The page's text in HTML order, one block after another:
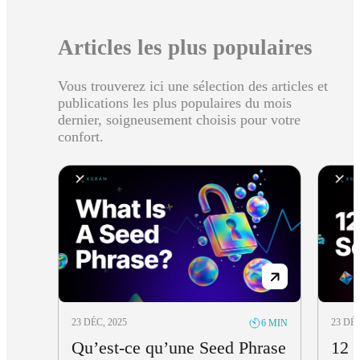
Articles les plus populaires
Vous trouverez ici une sélection des articles et
publications les plus populaires du mois
dernier, soigneusement choisis pour votre
confort.
23 DÉC, 2025 6 MIN
Qu’est-ce qu’une Seed Phrase
23
12